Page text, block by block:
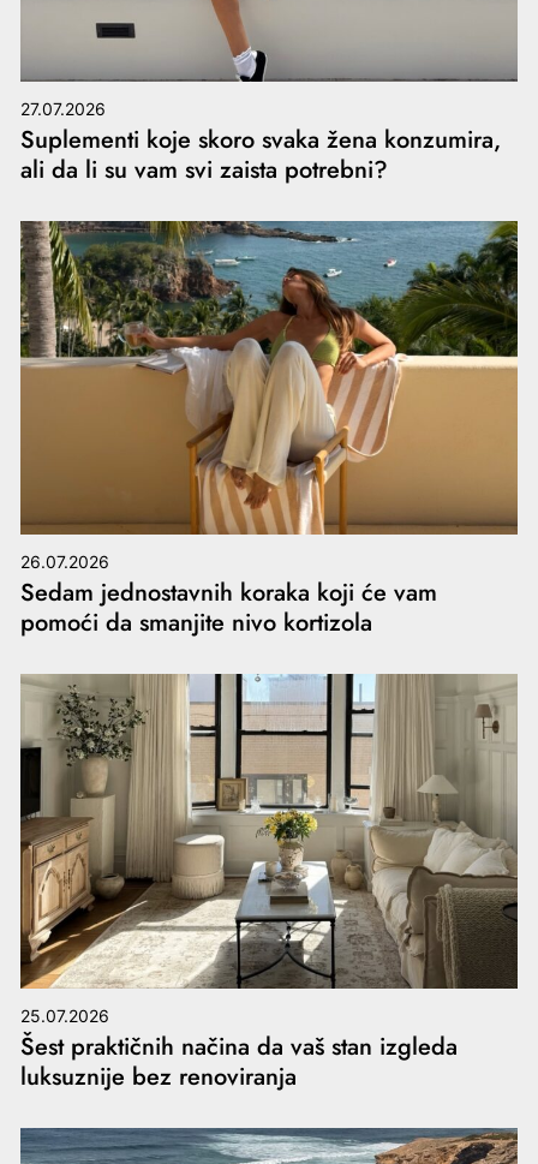
27.07.2026
Suplementi koje skoro svaka žena konzumira,
ali da li su vam svi zaista potrebni?
26.07.2026
Sedam jednostavnih koraka koji će vam
pomoći da smanjite nivo kortizola
25.07.2026
Šest praktičnih načina da vaš stan izgleda
luksuznije bez renoviranja